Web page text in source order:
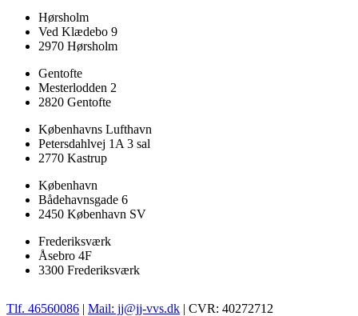
Hørsholm
Ved Klædebo 9
2970 Hørsholm
Gentofte
Mesterlodden 2
2820 Gentofte
Københavns Lufthavn
Petersdahlvej 1A 3 sal
2770 Kastrup
København
Bådehavnsgade 6
2450 København SV
Frederiksværk
Åsebro 4F
3300 Frederiksværk
Tlf. 46560086 | Mail: jj@jj-vvs.dk | CVR: 40272712